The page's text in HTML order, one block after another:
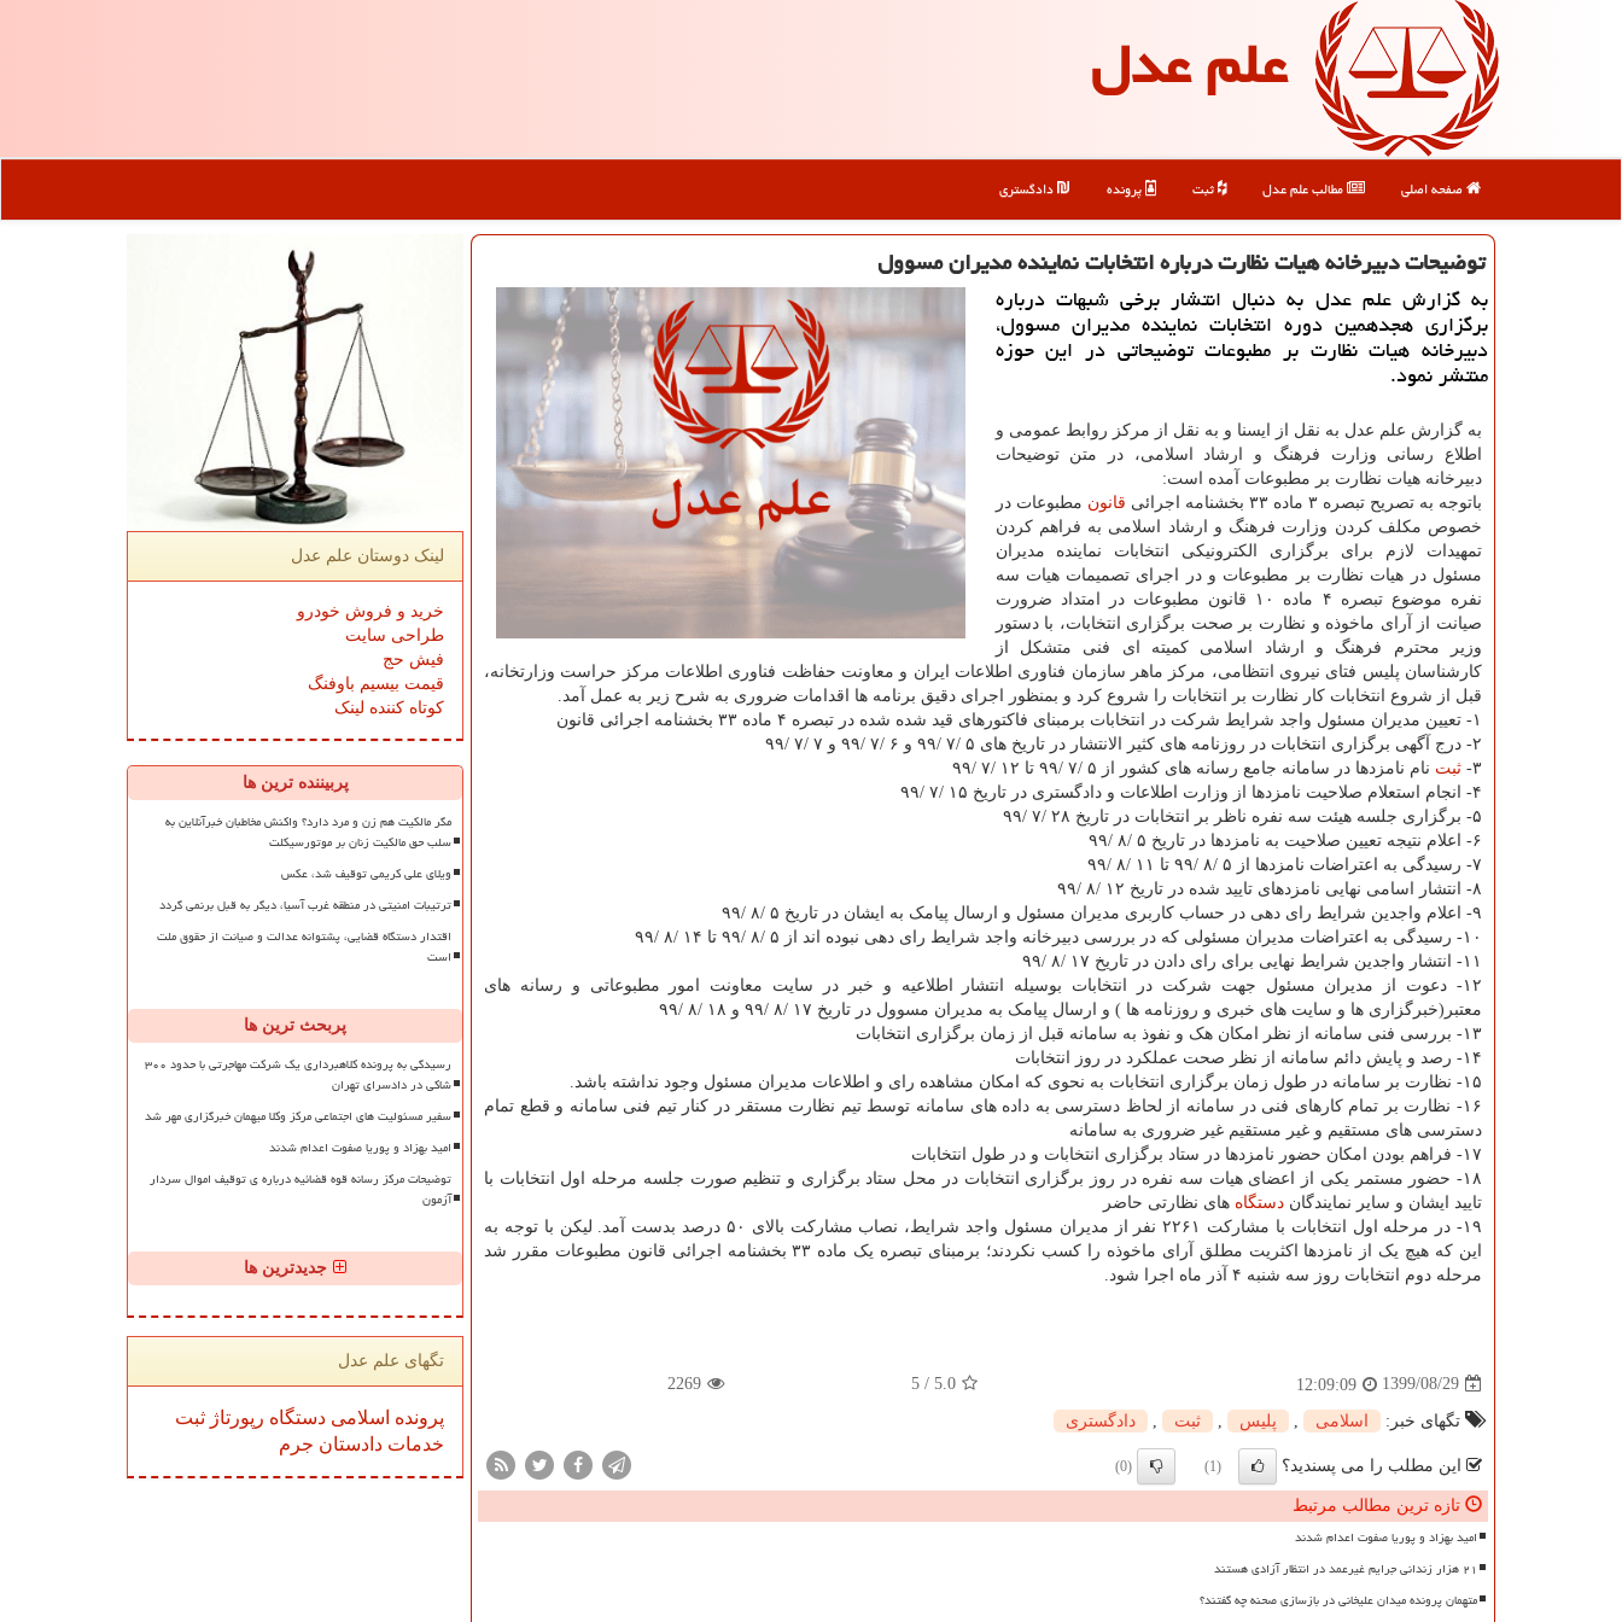
علم عدل
صفحه اصلی مطالب علم عدل ثبت پرونده دادگستری
توضیحات دبیرخانه هیات نظارت درباره انتخابات نماینده مدیران مسوول
به گزارش علم عدل به دنبال انتشار برخی شبهات درباره
برگزاری هجدهمین دوره انتخابات نماینده مدیران مسوول،
دبیرخانه هیات نظارت بر مطبوعات توضیحاتی در این حوزه
منتشر نمود.
به گزارش علم عدل به نقل از ایسنا و به نقل از مرکز روابط عمومی و
اطلاع رسانی وزارت فرهنگ و ارشاد اسلامی، در متن توضیحات
دبیرخانه هیات نظارت بر مطبوعات آمده است:
باتوجه به تصریح تبصره ۳ ماده ۳۳ بخشنامه اجرائی
قانون مطبوعات در
خصوص مکلف کردن وزارت فرهنگ و ارشاد اسلامی به فراهم کردن
تمهیدات لازم برای برگزاری الکترونیکی انتخابات نماینده مدیران
مسئول در هیات نظارت بر مطبوعات و در اجرای تصمیمات هیات سه
نفره موضوع تبصره ۴ ماده ۱۰ قانون مطبوعات در امتداد ضرورت
صیانت از آرای ماخوذه و نظارت بر صحت برگزاری انتخابات، با دستور
وزیر محترم فرهنگ و ارشاد اسلامی کمیته ای فنی متشکل از
کارشناسان پلیس فتای نیروی انتظامی، مرکز ماهر سازمان فناوری اطلاعات ایران و معاونت حفاظت فناوری اطلاعات مرکز حراست وزارتخانه،
قبل از شروع انتخابات کار نظارت بر انتخابات را شروع کرد و بمنظور اجرای دقیق برنامه ها اقدامات ضروری به شرح زیر به عمل آمد.
۱- تعیین مدیران مسئول واجد شرایط شرکت در انتخابات برمبنای فاکتورهای قید شده شده در تبصره ۴ ماده ۳۳ بخشنامه اجرائی قانون
۲- درج آگهی برگزاری انتخابات در روزنامه های کثیر الانتشار در تاریخ های ۵ /۷ /۹۹ و ۶ /۷ /۹۹ و ۷ /۷ /۹۹
۳- ثبت نام نامزدها در سامانه جامع رسانه های کشور از ۵ /۷ /۹۹ تا ۱۲ /۷ /۹۹
۴- انجام استعلام صلاحیت نامزدها از وزارت اطلاعات و دادگستری در تاریخ ۱۵ /۷ /۹۹
۵- برگزاری جلسه هیئت سه نفره ناظر بر انتخابات در تاریخ ۲۸ /۷ /۹۹
۶- اعلام نتیجه تعیین صلاحیت به نامزدها در تاریخ ۵ /۸ /۹۹
۷- رسیدگی به اعتراضات نامزدها از ۵ /۸ /۹۹ تا ۱۱ /۸ /۹۹
۸- انتشار اسامی نهایی نامزدهای تایید شده در تاریخ ۱۲ /۸ /۹۹
۹- اعلام واجدین شرایط رای دهی در حساب کاربری مدیران مسئول و ارسال پیامک به ایشان در تاریخ ۵ /۸ /۹۹
۱۰- رسیدگی به اعتراضات مدیران مسئولی که در بررسی دبیرخانه واجد شرایط رای دهی نبوده اند از ۵ /۸ /۹۹ تا ۱۴ /۸ /۹۹
۱۱- انتشار واجدین شرایط نهایی برای رای دادن در تاریخ ۱۷ /۸ /۹۹
۱۲- دعوت از مدیران مسئول جهت شرکت در انتخابات بوسیله انتشار اطلاعیه و خبر در سایت معاونت امور مطبوعاتی و رسانه های
معتبر(خبرگزاری ها و سایت های خبری و روزنامه ها ) و ارسال پیامک به مدیران مسوول در تاریخ ۱۷ /۸ /۹۹ و ۱۸ /۸ /۹۹
۱۳- بررسی فنی سامانه از نظر امکان هک و نفوذ به سامانه قبل از زمان برگزاری انتخابات
۱۴- رصد و پایش دائم سامانه از نظر صحت عملکرد در روز انتخابات
۱۵- نظارت بر سامانه در طول زمان برگزاری انتخابات به نحوی که امکان مشاهده رای و اطلاعات مدیران مسئول وجود نداشته باشد.
۱۶- نظارت بر تمام کارهای فنی در سامانه از لحاظ دسترسی به داده های سامانه توسط تیم نظارت مستقر در کنار تیم فنی سامانه و قطع تمام
دسترسی های مستقیم و غیر مستقیم غیر ضروری به سامانه
۱۷- فراهم بودن امکان حضور نامزدها در ستاد برگزاری انتخابات و در طول انتخابات
۱۸- حضور مستمر یکی از اعضای هیات سه نفره در روز برگزاری انتخابات در محل ستاد برگزاری و تنظیم صورت جلسه مرحله اول انتخابات با
تایید ایشان و سایر نمایندگان دستگاه های نظارتی حاضر
۱۹- در مرحله اول انتخابات با مشارکت ۲۲۶۱ نفر از مدیران مسئول واجد شرایط، نصاب مشارکت بالای ۵۰ درصد بدست آمد. لیکن با توجه به
این که هیچ یک از نامزدها اکثریت مطلق آرای ماخوذه را کسب نکردند؛ برمبنای تبصره یک ماده ۳۳ بخشنامه اجرائی قانون مطبوعات مقرر شد
مرحله دوم انتخابات روز سه شنبه ۴ آذر ماه اجرا شود.
1399/08/29
12:09:09
5.0
/
5
2269
تگهای خبر: اسلامی پلیس ثبت دادگستری
این مطلب را می پسندید؟ (1)
(0)
تازه ترین مطالب مرتبط
امید بهزاد و پوریا صفوت اعدام شدند
۲۱ هزار زندانی جرایم غیرعمد در انتظار آزادی هستند
متهمان پرونده میدان علیخانی در بازسازی صحنه چه گفتند؟
لینک دوستان علم عدل
خرید و فروش خودرو
طراحی سایت
فیش حج
قیمت بیسیم باوفنگ
کوتاه کننده لینک
پربیننده ترین ها
مگر مالکیت هم زن و مرد دارد؟ واکنش مخاطبان خبرآنلاین به
سلب حق مالکیت زنان بر موتورسیکلت
ویلای علی کریمی توقیف شد، عکس
ترتیبات امنیتی در منطقه غرب آسیا، دیگر به قبل برنمی گردد
اقتدار دستگاه قضایی، پشتوانه عدالت و صیانت از حقوق ملت
است
پربحث ترین ها
رسیدگی به پرونده کلاهبرداری یک شرکت مهاجرتی با حدود ۳۰۰
شاکی در دادسرای تهران
سفیر مسئولیت های اجتماعی مرکز وکلا میهمان خبرگزاری مهر شد
امید بهزاد و پوریا صفوت اعدام شدند
توضیحات مرکز رسانه قوه قضائیه درباره ی توقیف اموال سردار
آزمون
جدیدترین ها
تگهای علم عدل
پرونده اسلامی دستگاه رپورتاژ ثبت
خدمات دادستان جرم